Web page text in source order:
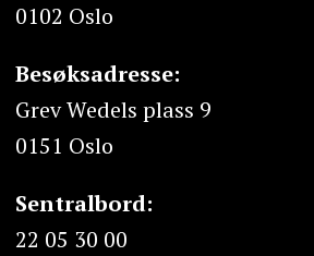
0102 Oslo
Besøksadresse:
Grev Wedels plass 9
0151 Oslo
Sentralbord:
22 05 30 00